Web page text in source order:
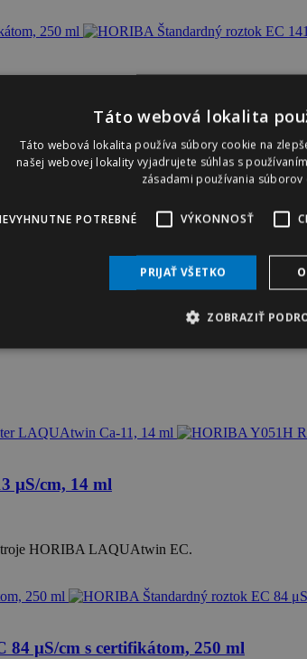
1413 μS/cm s certifikátom,...
12,88 mS/cm s certifikátom,...
μS/cm, 14 ml
HORIBA LAQUAtwin EC.
μS/cm s certifikátom, 250 ml
Táto webová lokalita
Táto webová lokalita používa súbory cookie na
našej webovej lokality vyjadrujete súhlas s
zásadami používania súborov
POTREBNÉ VÝKONNOSŤ
PRIJAŤ VŠETKO
ZOBRAZIŤ